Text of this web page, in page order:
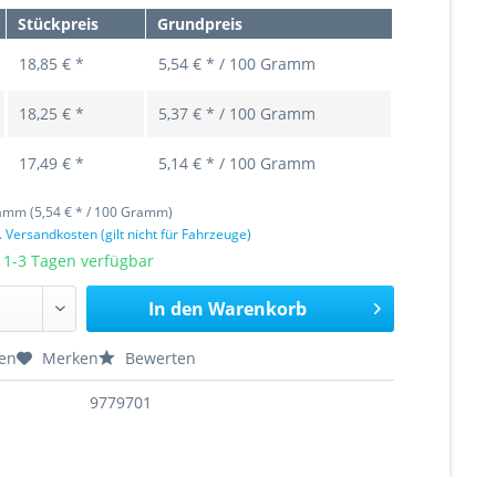
Stückpreis
Grundpreis
18,85 € *
5,54 € * / 100 Gramm
18,25 € * 5,37 € * / 100 Gramm
17,49 € * 5,14 € * / 100 Gramm
(5,54 € * / 100 Gramm)
Versandkosten (gilt nicht für Fahrzeuge)
3 Tagen verfügbar
In den Warenkorb
Merken Bewerten
9779701